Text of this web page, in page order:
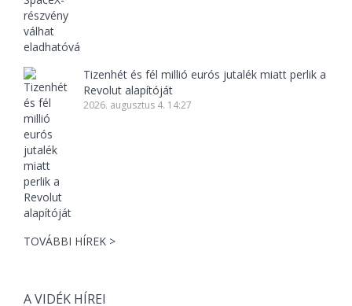
Tizenhét és fél millió eurós jutalék miatt perlik a
Revolut alapítóját
2026. augusztus 4. 14:27
TOVÁBBI HÍREK >
A VIDÉK HÍREI